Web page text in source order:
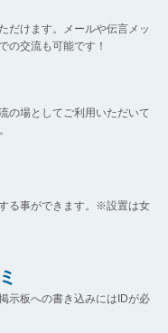
だけます。メールや伝言メッ
の交流も可能です！
の場としてご利用いただいて
る事ができます。※設置は女
示板への書き込みにはIDが必